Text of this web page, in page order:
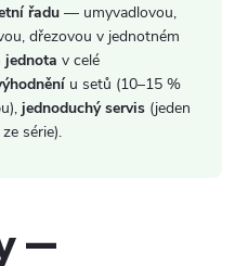
řadu — umyvadlovou,
dřezovou v jednotném
jednota v celé
u setů (10–15 %
jednoduchý servis (jeden
série).
—